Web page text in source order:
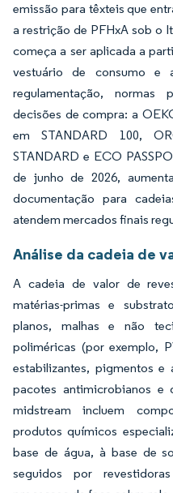
emissão para têxteis que
a restrição de PFHxA sob o
começa a ser aplicada a
vestuário de consumo e
regulamentação, normas
decisões de compra: a
em STANDARD 100,
STANDARD e ECO
de junho de 2026,
documentação para
atendem mercados finais
Análise da cadeia de
A cadeia de valor de
matérias-primas e
planos, malhas e não
poliméricas (por exemplo,
estabilizantes, pigmentos
pacotes antimicrobianos e
midstream incluem
produtos químicos
base de água, à base de
seguidos por